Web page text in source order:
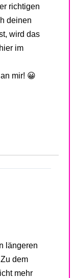
richtigen
deinen
wird das
im
mir! 😀
längeren
dem
mehr